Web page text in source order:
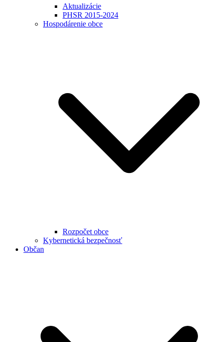
Aktualizácie
PHSR 2015-2024
Hospodárenie obce
Rozpočet obce
Kybernetická bezpečnosť
Občan